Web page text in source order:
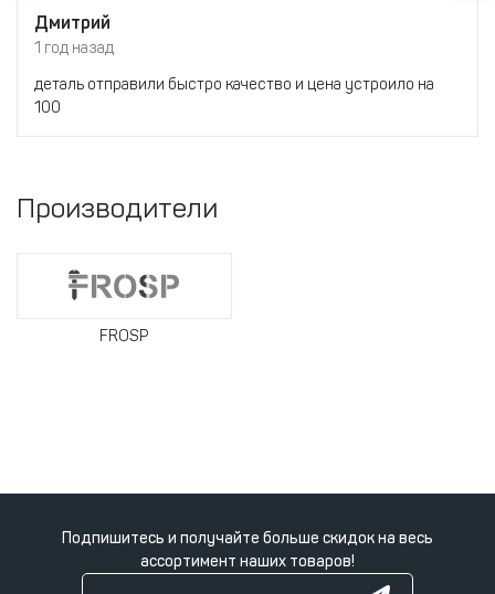
Дмитрий
1 год назад
деталь отправили быстро качество и цена устроило на
100
Производители
FROSP
Подпишитесь и получайте больше скидок на весь
ассортимент наших товаров!